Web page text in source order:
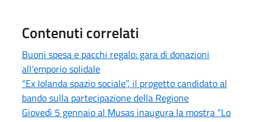
Contenuti correlati
Buoni spesa e pacchi regalo: gara di donazioni
all’emporio solidale
“Ex Iolanda spazio sociale”, il progetto candidato al
bando sulla partecipazione della Regione
Giovedì 5 gennaio al Musas inaugura la mostra “Lo